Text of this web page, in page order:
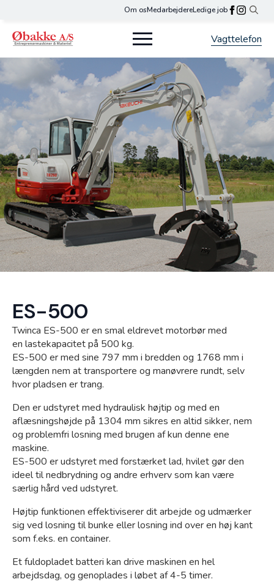
Om osMedarbejdereLedige job
for:
Webshop
Kramp
Vagttelefon
ES-500
Twinca ES-500 er en smal eldrevet motorbør med
en lastekapacitet på 500 kg.
ES-500 er med sine 797 mm i bredden og 1768 mm i
længden nem at transportere og manøvrere rundt, selv
hvor pladsen er trang.
Den er udstyret med hydraulisk højtip og med en
aflæsningshøjde på 1304 mm sikres en altid sikker, nem
og problemfri losning med brugen af kun denne ene
maskine.
ES-500 er udstyret med forstærket lad, hvilet gør den
ideel til nedbrydning og andre erhverv som kan være
særlig hård ved udstyret.
Højtip funktionen effektiviserer dit arbejde og udmærker
sig ved losning til bunke eller losning ind over en høj kant
som f.eks. en container.
Et fuldopladet batteri kan drive maskinen en hel
arbejdsdag, og genoplades i løbet af 4-5 timer.